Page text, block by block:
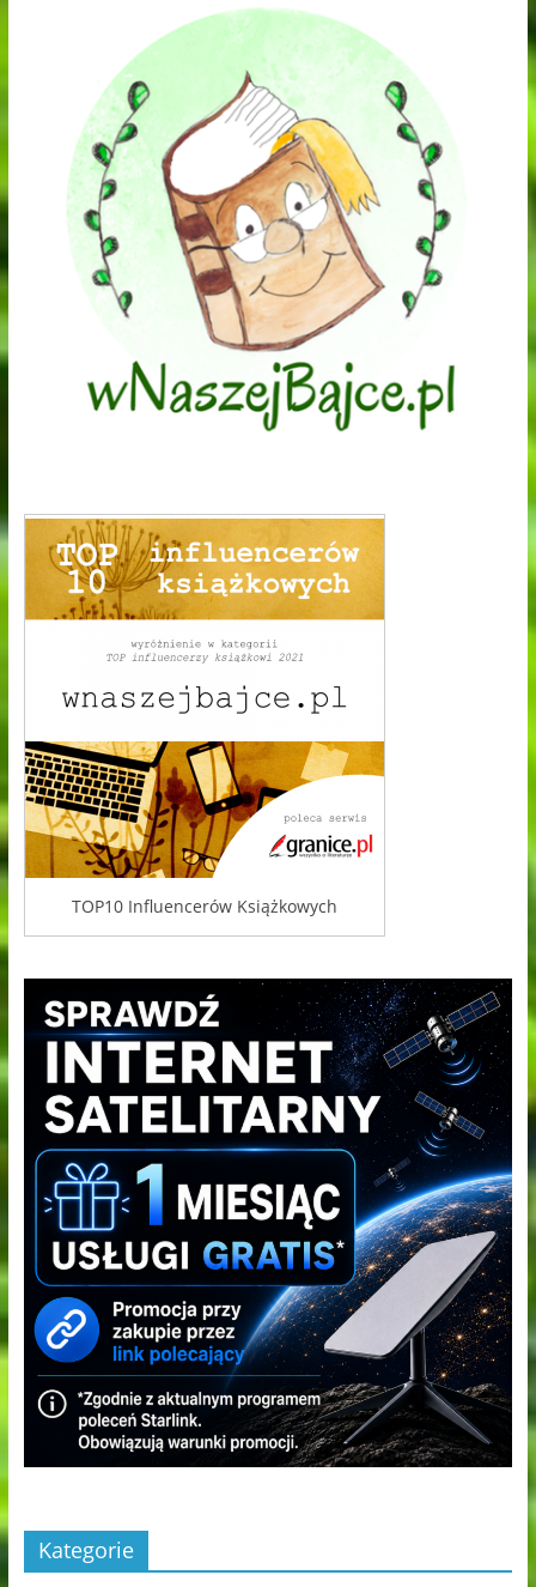
TOP10 Influencerów Książkowych
Kategorie